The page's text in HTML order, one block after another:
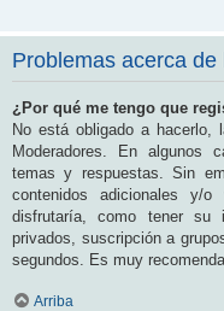
Problemas acerca
¿Por qué me tengo que
No está obligado a hacerlo,
Moderadores. En algunos
temas y respuestas. Sin
contenidos adicionales y/
disfrutaría, como tener su
privados, suscripción a
segundos. Es muy
Arriba